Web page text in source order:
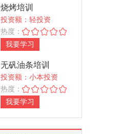
烧烤培训
投资额：轻投资
热度：
我要学习
无矾油条培训
投资额：小本投资
热度：
我要学习